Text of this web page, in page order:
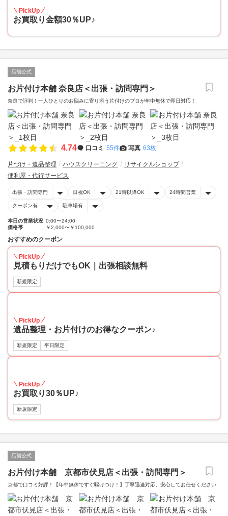
PickUp
お買取り金額30％UP♪
店舗公式
お片付け本舗 奈良店＜出張・訪問専門＞
奈良で評判！一人ひとりのお悩みに寄り添う片付けのプロが年中無休で即日対応！
4.74 口コミ 55件 写真 63枚
片づけ・遺品整理 ハウスクリーニング
リサイクルショップ
便利屋・代行サービス
出張・訪問専門 日祝OK 21時以降OK 24時間営業
クーポン有 駐車場有
本日の営業状況 0:00〜24:00
価格帯
￥2,000〜￥100,000
おすすめのクーポン
PickUp
見積もりだけでもOK｜出張相談無料
新規限定
PickUp
遺品整理・お片付けのお得なクーポン♪
新規限定 平日限定
PickUp
お買取り30％UP♪
新規限定
店舗公式
お片付け本舗 京都市伏見店＜出張・訪問専門＞
京都で口コミ好評！【年中無休ですぐ駆けつけ！】丁寧迅速対応、安心してお任せください